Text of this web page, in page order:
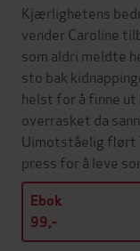
Kjærlighetens
vender Caroline
som aldri meldte
sto bak
helst for å finne
overrasket da
Uimotståelig flørt
press for å leve
Ebok
99,-